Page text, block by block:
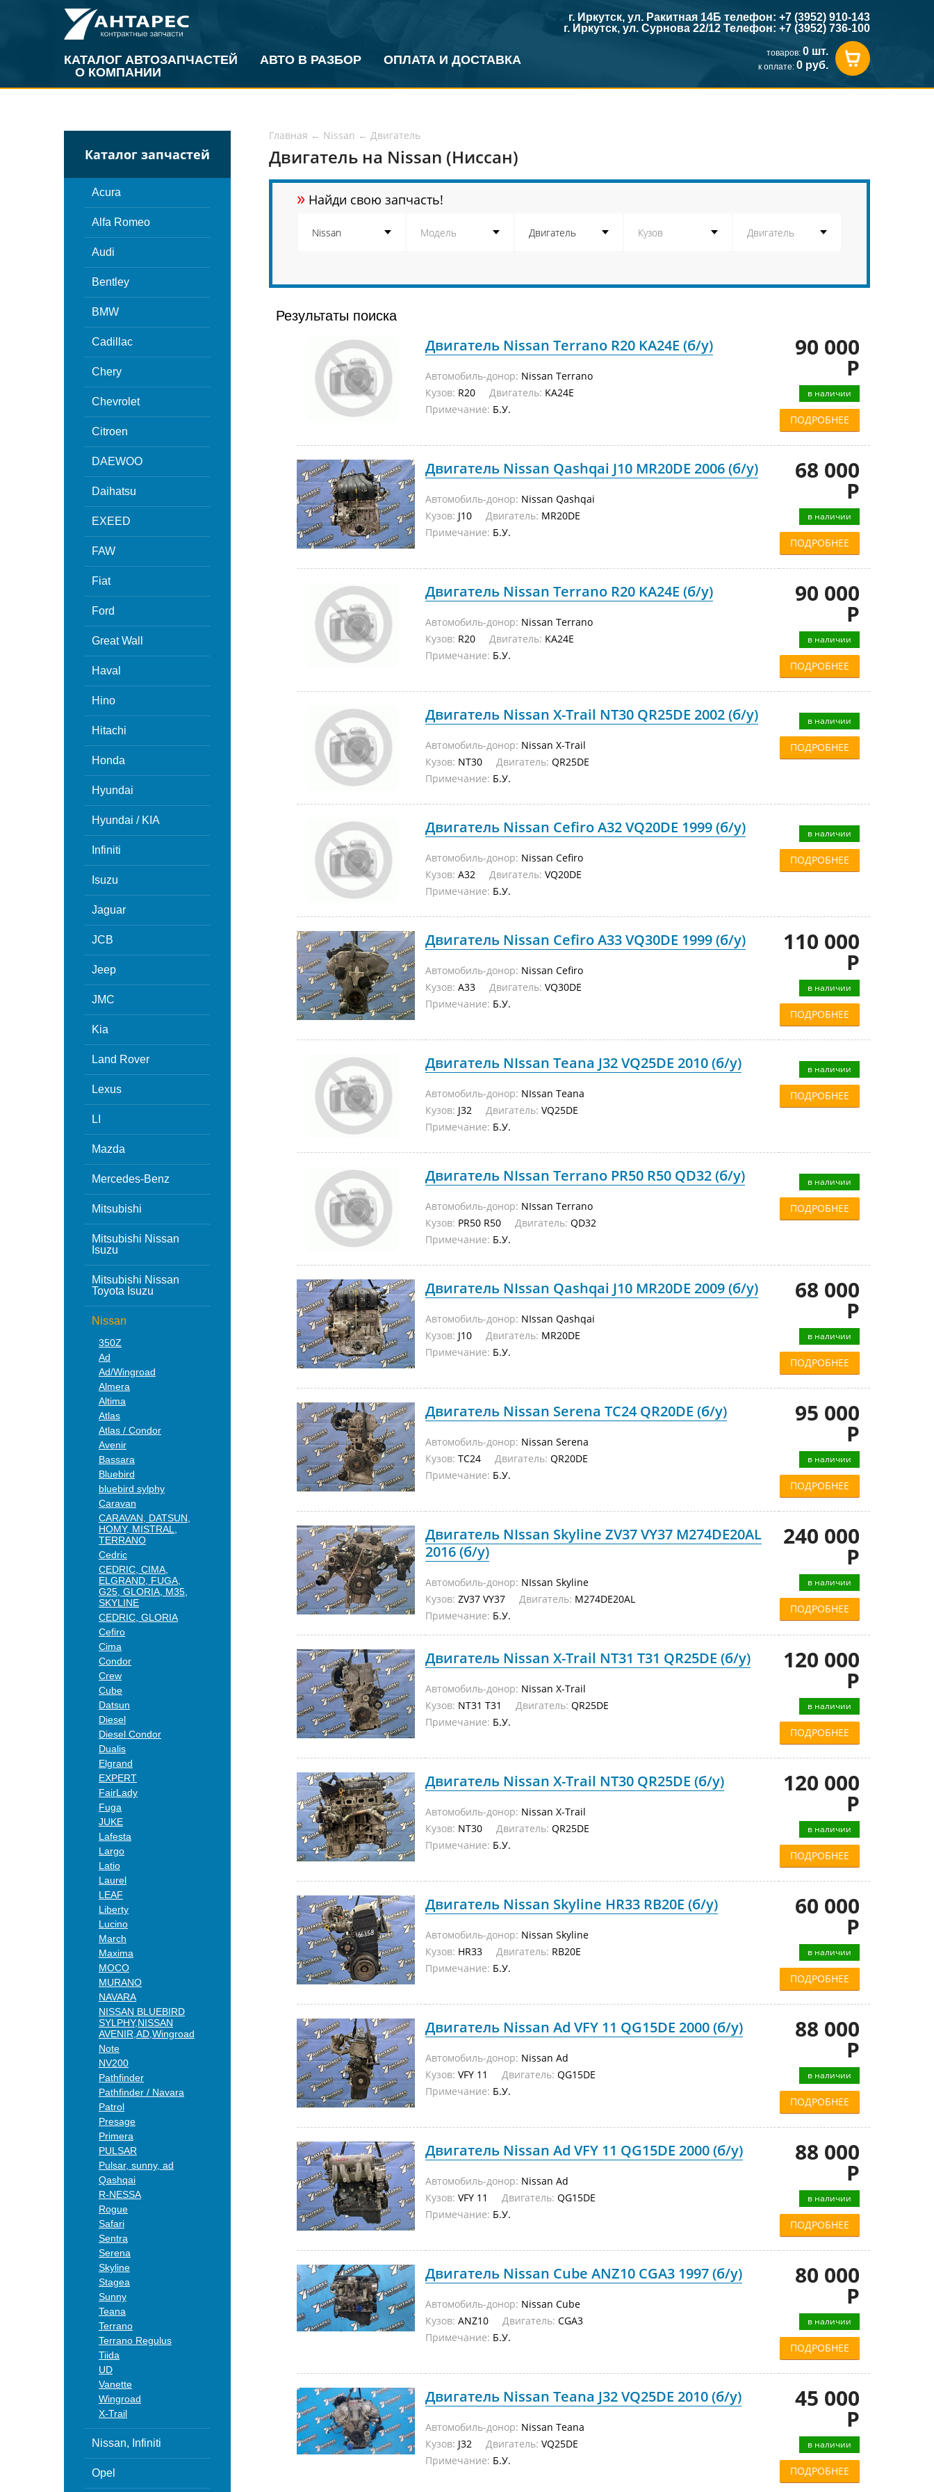
КАТАЛОГ АВТОЗАПЧАСТЕЙ АВТО В РАЗБОР
ОПЛАТА И ДОСТАВКА
О КОМПАНИИ
г. Иркутск, ул. Ракитная 14Б телефон: +7 (3952) 910-143
г. Иркутск, ул. Сурнова 22/12 Телефон: +7 (3952) 736-100
товаров: 0 шт.
к оплате: 0 руб.
Каталог запчастей
Acura
Alfa Romeo
Audi
Bentley
BMW
Cadillac
Chery
Chevrolet
Citroen
DAEWOO
Daihatsu
EXEED
FAW
Fiat
Ford
Great Wall
Haval
Hino
Hitachi
Honda
Hyundai
Hyundai / KIA
Infiniti
Isuzu
Jaguar
JCB
Jeep
JMC
Kia
Land Rover
Lexus
LI
Mazda
Mercedes-Benz
Mitsubishi
Mitsubishi Nissan
Isuzu
Mitsubishi Nissan
Toyota Isuzu
Nissan
350Z
Ad
Ad/Wingroad
Almera
Altima
Atlas
Atlas / Condor
Avenir
Bassara
Bluebird
bluebird sylphy
Caravan
CARAVAN, DATSUN,
HOMY, MISTRAL,
TERRANO
Cedric
CEDRIC, CIMA,
ELGRAND, FUGA,
G25, GLORIA, M35,
SKYLINE
CEDRIC, GLORIA
Cefiro
Cima
Condor
Crew
Cube
Datsun
Diesel
Diesel Condor
Dualis
Elgrand
EXPERT
FairLady
Fuga
JUKE
Lafesta
Largo
Latio
Laurel
LEAF
Liberty
Lucino
March
Maxima
MOCO
MURANO
NAVARA
NISSAN BLUEBIRD
SYLPHY,NISSAN
AVENIR,AD,Wingroad
Note
NV200
Pathfinder
Pathfinder / Navara
Patrol
Presage
Primera
PULSAR
Pulsar, sunny, ad
Qashqai
R-NESSA
Rogue
Safari
Sentra
Serena
Skyline
Stagea
Sunny
Teana
Terrano
Terrano Regulus
Tiida
UD
Vanette
Wingroad
X-Trail
Nissan, Infiniti
Opel
Главная ← Nissan ← Двигатель
Двигатель на Nissan (Ниссан)
» Найди свою запчасть!
Результаты поиска
Двигатель Nissan Terrano R20 KA24E (б/у)
Автомобиль-донор: Nissan Terrano
Кузов: R20 Двигатель: KA24E
Примечание: Б.У.
90 000
Р
в наличии
ПОДРОБНЕЕ
Двигатель Nissan Qashqai J10 MR20DE 2006 (б/у)
Автомобиль-донор: Nissan Qashqai
Кузов: J10 Двигатель: MR20DE
Примечание: Б.У.
68 000
Р
в наличии
ПОДРОБНЕЕ
Двигатель Nissan Terrano R20 KA24E (б/у)
Автомобиль-донор: Nissan Terrano
Кузов: R20 Двигатель: KA24E
Примечание: Б.У.
90 000
Р
в наличии
ПОДРОБНЕЕ
Двигатель Nissan X-Trail NT30 QR25DE 2002 (б/у)
Автомобиль-донор: Nissan X-Trail
Кузов: NT30 Двигатель: QR25DE
Примечание: Б.У.
в наличии
ПОДРОБНЕЕ
Двигатель Nissan Cefiro A32 VQ20DE 1999 (б/у)
Автомобиль-донор: Nissan Cefiro
Кузов: A32 Двигатель: VQ20DE
Примечание: Б.У.
в наличии
ПОДРОБНЕЕ
Двигатель Nissan Cefiro A33 VQ30DE 1999 (б/у)
Автомобиль-донор: Nissan Cefiro
Кузов: A33 Двигатель: VQ30DE
Примечание: Б.У.
110 000
Р
в наличии
ПОДРОБНЕЕ
Двигатель NIssan Teana J32 VQ25DE 2010 (б/у)
Автомобиль-донор: NIssan Teana
Кузов: J32 Двигатель: VQ25DE
Примечание: Б.У.
в наличии
ПОДРОБНЕЕ
Двигатель NIssan Terrano PR50 R50 QD32 (б/у)
Автомобиль-донор: NIssan Terrano
Кузов: PR50 R50 Двигатель: QD32
Примечание: Б.У.
в наличии
ПОДРОБНЕЕ
Двигатель NIssan Qashqai J10 MR20DE 2009 (б/у)
Автомобиль-донор: NIssan Qashqai
Кузов: J10 Двигатель: MR20DE
Примечание: Б.У.
68 000
Р
в наличии
ПОДРОБНЕЕ
Двигатель Nissan Serena TC24 QR20DE (б/у)
Автомобиль-донор: Nissan Serena
Кузов: TC24 Двигатель: QR20DE
Примечание: Б.У.
95 000
Р
в наличии
ПОДРОБНЕЕ
Двигатель NIssan Skyline ZV37 VY37 M274DE20AL
2016 (б/у)
Автомобиль-донор: NIssan Skyline
Кузов: ZV37 VY37 Двигатель: M274DE20AL
Примечание: Б.У.
240 000
Р
в наличии
ПОДРОБНЕЕ
Двигатель Nissan X-Trail NT31 T31 QR25DE (б/у)
Автомобиль-донор: Nissan X-Trail
Кузов: NT31 T31 Двигатель: QR25DE
Примечание: Б.У.
120 000
Р
в наличии
ПОДРОБНЕЕ
Двигатель Nissan X-Trail NT30 QR25DE (б/у)
Автомобиль-донор: Nissan X-Trail
Кузов: NT30 Двигатель: QR25DE
Примечание: Б.У.
120 000
Р
в наличии
ПОДРОБНЕЕ
Двигатель Nissan Skyline HR33 RB20E (б/у)
Автомобиль-донор: Nissan Skyline
Кузов: HR33 Двигатель: RB20E
Примечание: Б.У.
60 000
Р
в наличии
ПОДРОБНЕЕ
Двигатель Nissan Ad VFY 11 QG15DE 2000 (б/у)
Автомобиль-донор: Nissan Ad
Кузов: VFY 11 Двигатель: QG15DE
Примечание: Б.У.
88 000
Р
в наличии
ПОДРОБНЕЕ
Двигатель Nissan Ad VFY 11 QG15DE 2000 (б/у)
Автомобиль-донор: Nissan Ad
Кузов: VFY 11 Двигатель: QG15DE
Примечание: Б.У.
88 000
Р
в наличии
ПОДРОБНЕЕ
Двигатель Nissan Cube ANZ10 CGA3 1997 (б/у)
Автомобиль-донор: Nissan Cube
Кузов: ANZ10 Двигатель: CGA3
Примечание: Б.У.
80 000
Р
в наличии
ПОДРОБНЕЕ
Двигатель Nissan Teana J32 VQ25DE 2010 (б/у)
Автомобиль-донор: Nissan Teana
Кузов: J32 Двигатель: VQ25DE
Примечание: Б.У.
45 000
Р
в наличии
ПОДРОБНЕЕ